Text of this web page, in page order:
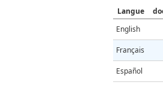
Langue
English
Français
Español